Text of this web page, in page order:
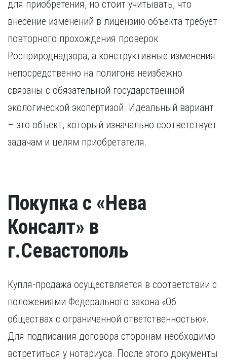
для приобретения, но стоит учитывать, что
внесение изменений в лицензию объекта требует
повторного прохождения проверок
Росприроднадзора, а конструктивные изменения
непосредственно на полигоне неизбежно
связаны с обязательной государственной
экологической экспертизой. Идеальный вариант
– это объект, который изначально соответствует
задачам и целям приобретателя.
Покупка с «Нева
Консалт» в
г.Севастополь
Купля-продажа осуществляется в соответствии с
положениями Федерального закона «Об
обществах с ограниченной ответственностью».
Для подписания договора сторонам необходимо
встретиться у нотариуса. После этого документы